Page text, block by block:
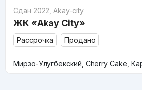
Сдан 2022 Akay-city
ЖК «Akay City»
Рассрочка Продано
Мирзо-Улугбекский, Cherry Cake,